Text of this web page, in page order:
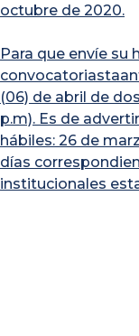
octubre de 2020.
Para que envíe
(06) de abril de
p.m). Es de
hábiles: 26 de
días
institucionales